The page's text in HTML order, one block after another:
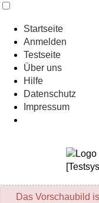
Startseite
Anmelden
Testseite
Über uns
Hilfe
Datenschutz
Impressum
Das Vorschaubild